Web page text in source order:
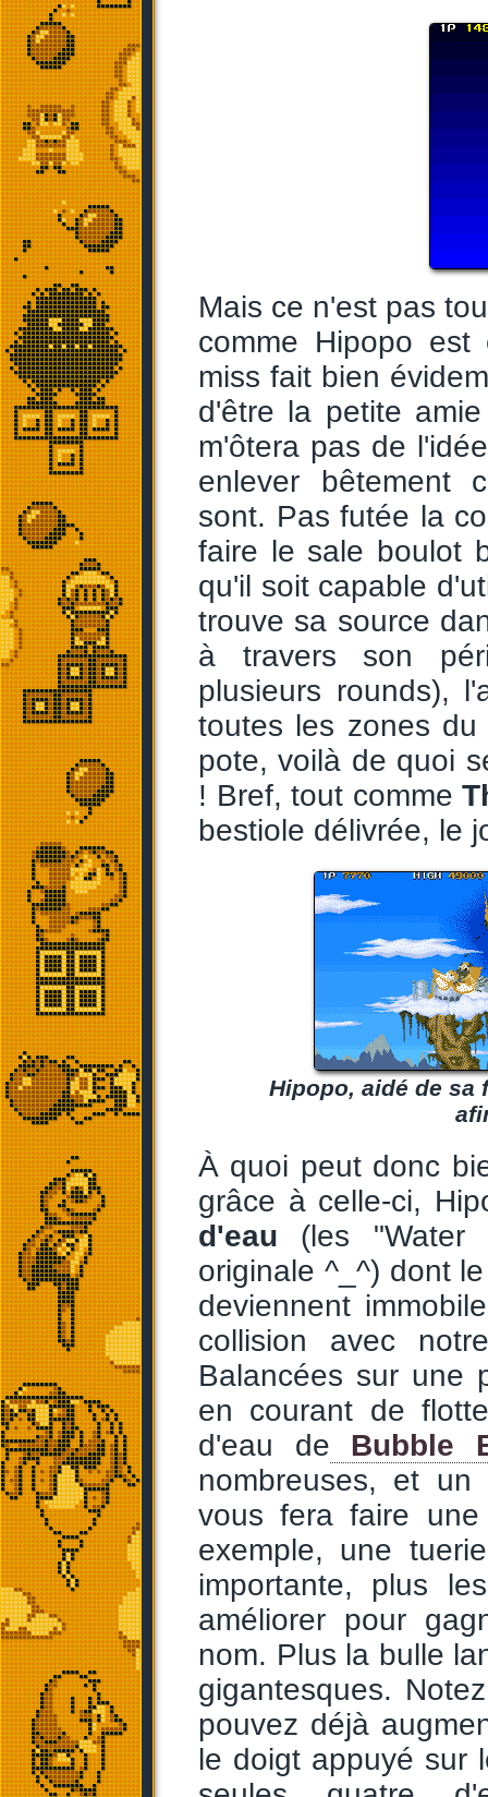
Mais ce n'est pas
comme Hipopo
miss fait bien
d'être la petite
m'ôtera pas de
enlever bêtement
sont. Pas futée la
faire le sale boulot
qu'il soit capable
trouve sa source
à travers son
plusieurs rounds),
toutes les zones du
pote, voilà de quoi
! Bref, tout comme
bestiole délivrée, le
Hipopo, aidé de sa
À quoi peut donc
grâce à celle-ci,
d'eau (les "Water
originale ^_^) dont
deviennent
collision avec
Balancées sur une
en courant de
d'eau de Bubble
nombreuses, et un
vous fera faire
exemple, une
importante, plus
améliorer pour
nom. Plus la bulle
gigantesques.
pouvez déjà
le doigt appuyé sur